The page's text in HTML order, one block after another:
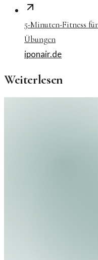
5-Minuten-Fitness
Übungen
iponair.de
Weiterlesen